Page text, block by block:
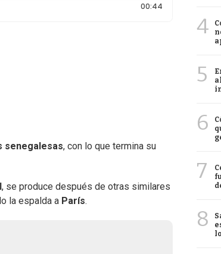
00:44Duración: 44
senegalesas, con lo que termina su
, se produce después de otras similares
la espalda a París.
4
5
6
7
8